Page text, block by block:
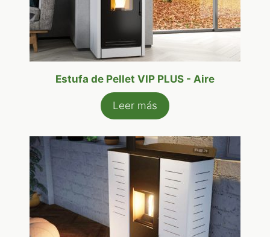
Estufa de Pellet VIP PLUS - Aire
Leer más